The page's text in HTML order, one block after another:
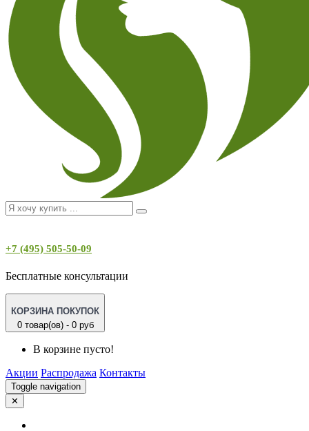
+7 (495) 505-50-09
Бесплатные консультации
КОРЗИНА ПОКУПОК
0 товар(ов) - 0 руб
В корзине пусто!
Акции Распродажа Контакты
Toggle navigation
✕